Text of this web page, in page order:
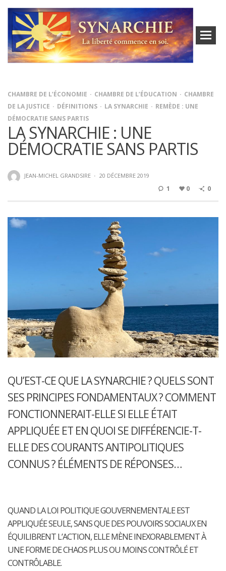
CHAMBRE DE L’ÉCONOMIE CHAMBRE DE L’ÉDUCATION
CHAMBRE
DE LA JUSTICE
DÉFINITIONS LA SYNARCHIE
REMÈDE : UNE
DÉMOCRATIE SANS PARTIS
LA SYNARCHIE : UNE
DÉMOCRATIE SANS PARTIS
JEAN-MICHEL GRANDSIRE · 20 DÉCEMBRE 2019
1 0 0
QU’EST-CE QUE LA SYNARCHIE ? QUELS SONT
SES PRINCIPES FONDAMENTAUX ? COMMENT
FONCTIONNERAIT-ELLE SI ELLE ÉTAIT
APPLIQUÉE ET EN QUOI SE DIFFÉRENCIE-T-
ELLE DES COURANTS ANTIPOLITIQUES
CONNUS ? ÉLÉMENTS DE RÉPONSES…
QUAND LA LOI POLITIQUE GOUVERNEMENTALE EST
APPLIQUÉE SEULE, SANS QUE DES POUVOIRS SOCIAUX EN
ÉQUILIBRENT L’ACTION, ELLE MÈNE INEXORABLEMENT À
UNE FORME DE CHAOS PLUS OU MOINS CONTRÔLÉ ET
CONTRÔLABLE.